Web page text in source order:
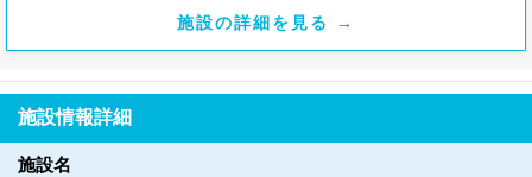
施設の詳細を見る →
施設情報詳細
施設名